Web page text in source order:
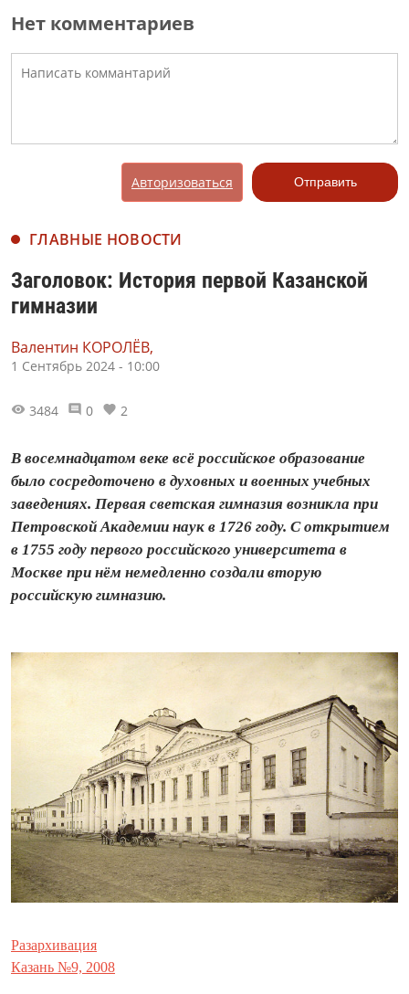
Нет комментариев
Авторизоваться Отправить
ГЛАВНЫЕ НОВОСТИ
Заголовок: История первой Казанской
гимназии
Валентин КОРОЛЁВ,
1 Сентябрь 2024 - 10:00
3484 0 2
В восемнадцатом веке всё российское образование
было сосредоточено в духовных и военных учебных
заведениях. Первая светская гимназия возникла при
Петровской Академии наук в 1726 году. С открытием
в 1755 году первого российского университета в
Москве при нём немедленно создали вторую
российскую гимназию.
Разархивация
Казань №9, 2008